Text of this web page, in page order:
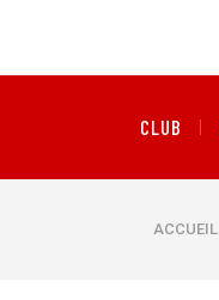
CLUB
ACCUEIL